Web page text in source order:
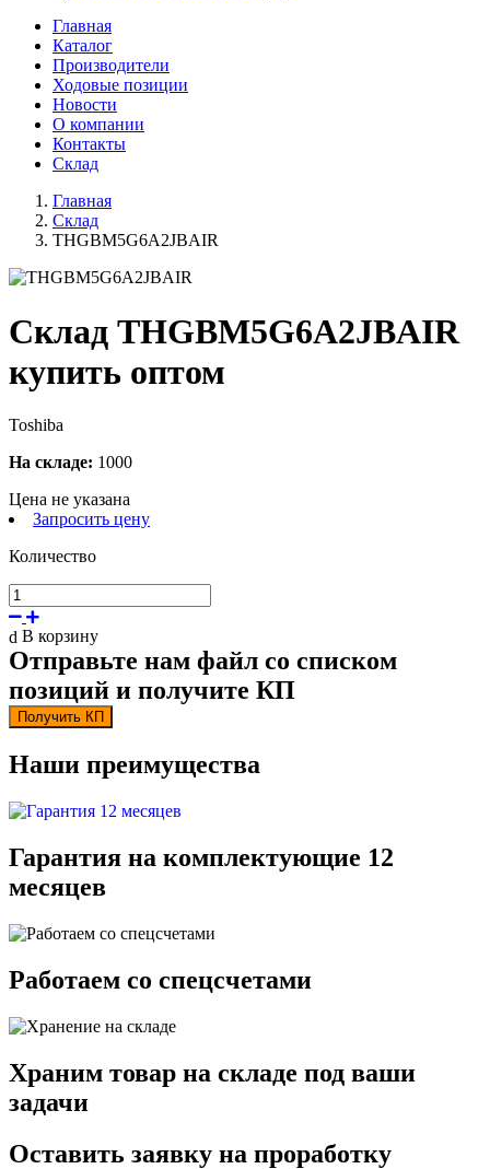
Главная
Каталог
Производители
Ходовые позиции
Новости
О компании
Контакты
Склад
Главная
Склад
THGBM5G6A2JBAIR
Склад THGBM5G6A2JBAIR
купить оптом
Toshiba
На складе: 1000
Цена не указана
Запросить цену
Количество
В корзину
Отправьте нам файл со списком
позиций и получите КП
Получить КП
Наши преимущества
Гарантия на комплектующие 12
месяцев
Работаем со спецсчетами
Храним товар на складе под ваши
задачи
Оставить заявку на проработку